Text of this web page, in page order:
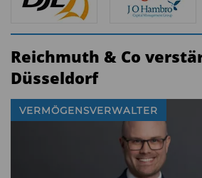
Reichmuth & Co
Düsseldorf
VERMÖGENSVERWALTER